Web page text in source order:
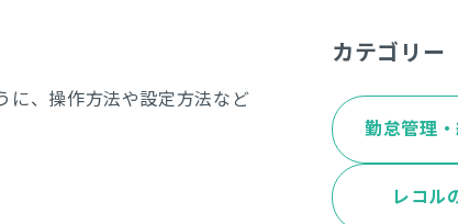
に、操作方法や設定方法など
カテゴリー
勤怠管理
レコル